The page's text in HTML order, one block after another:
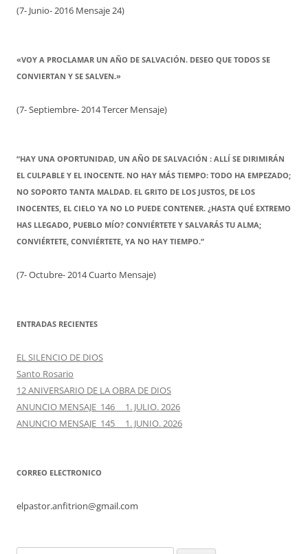
(7- Junio- 2016 Mensaje 24)
«VOY A PROCLAMAR UN AÑO DE SALVACIÓN. DESEO QUE TODOS SE
CONVIERTAN Y SE SALVEN.»
(7- Septiembre- 2014 Tercer Mensaje)
“HAY UNA OPORTUNIDAD, UN AÑO DE SALVACIÓN : ALLÍ SE DIRIMIRÁN
EL CULPABLE Y EL INOCENTE. NO HAY MÁS TIEMPO: TODO HA EMPEZADO;
NO SOPORTO TANTA MALDAD. EL GRITO DE LOS JUSTOS, DE LOS
INOCENTES, EL CIELO YA NO LO PUEDE CONTENER. ¿HASTA QUÉ EXTREMO
HAS LLEGADO, PUEBLO MÍO? CONVIÉRTETE Y SALVARÁS TU ALMA;
CONVIÉRTETE, CONVIÉRTETE, YA NO HAY TIEMPO.”
(7- Octubre- 2014 Cuarto Mensaje)
ENTRADAS RECIENTES
EL SILENCIO DE DIOS
Santo Rosario
12 ANIVERSARIO DE LA OBRA DE DIOS
ANUNCIO MENSAJE 146 1. JULIO. 2026
ANUNCIO MENSAJE 145 1. JUNIO. 2026
CORREO ELECTRONICO
elpastor.anfitrion@gmail.com